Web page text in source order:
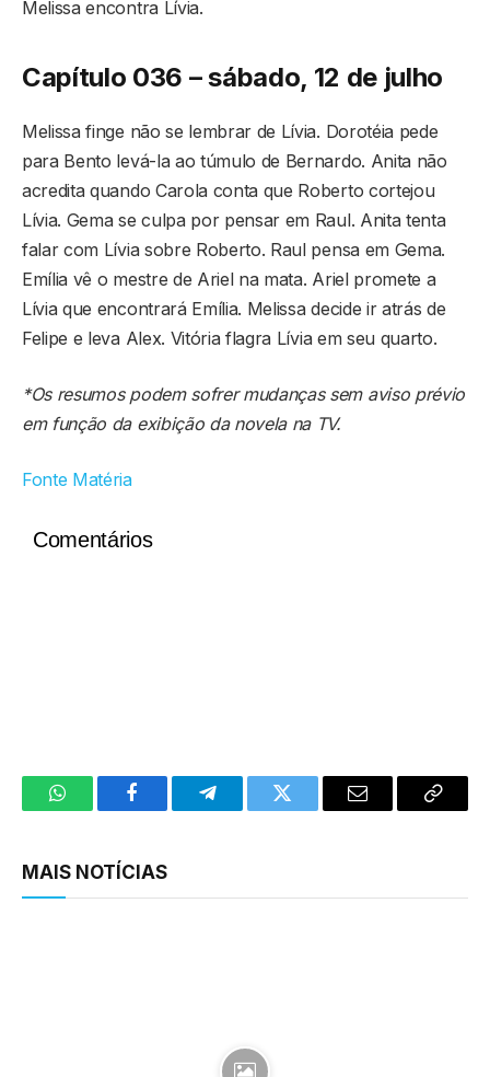
Melissa encontra Lívia.
Capítulo 036 – sábado, 12 de julho
Melissa finge não se lembrar de Lívia. Dorotéia pede
para Bento levá-la ao túmulo de Bernardo. Anita não
acredita quando Carola conta que Roberto cortejou
Lívia. Gema se culpa por pensar em Raul. Anita tenta
falar com Lívia sobre Roberto. Raul pensa em Gema.
Emília vê o mestre de Ariel na mata. Ariel promete a
Lívia que encontrará Emília. Melissa decide ir atrás de
Felipe e leva Alex. Vitória flagra Lívia em seu quarto.
*Os resumos podem sofrer mudanças sem aviso prévio
em função da exibição da novela na TV.
Fonte Matéria
Comentários
WhatsAppFacebookTelegramTwitter Email
Copy
MAIS NOTÍCIAS